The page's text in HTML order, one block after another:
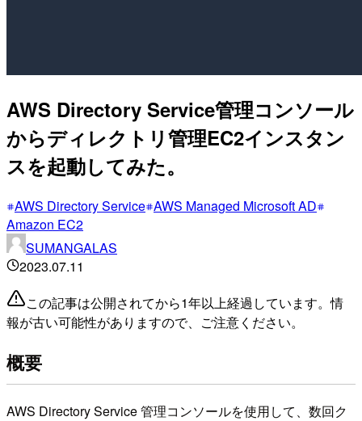
AWS Directory Service管理コンソール
からディレクトリ管理EC2インスタン
スを起動してみた。
AWS Directory Service AWS Managed Microsoft AD
Amazon EC2
SUMANGALAS
2023.07.11
この記事は公開されてから1年以上経過しています。情
報が古い可能性がありますので、ご注意ください。
概要
AWS Directory Service 管理コンソールを使用して、数回ク